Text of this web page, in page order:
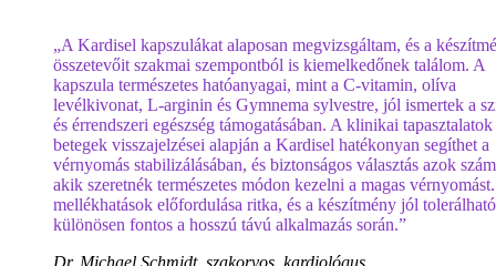
„A Kardisel kapszulákat alaposan megvizsgáltam, és a
összetevőit szakmai szempontból is kiemelkedőnek találom. A
kapszula természetes hatóanyagai, mint a C-vitamin, olíva
levélkivonat, L-arginin és Gymnema sylvestre, jól ismertek a
és érrendszeri egészség támogatásában. A klinikai tapasztalatok
betegek visszajelzései alapján a Kardisel hatékonyan segíthet a
vérnyomás stabilizálásában, és biztonságos választás azok
akik szeretnék természetes módon kezelni a magas
mellékhatások előfordulása ritka, és a készítmény jól
különösen fontos a hosszú távú alkalmazás során.”
Dr. Michael Schmidt, szakorvos, kardiológus